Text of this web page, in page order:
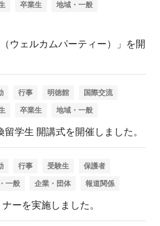
卒業生 地域・一般
ウェルカムパーティー）」を開
行事 明徳館 国際交流
卒業生 地域・一般
学生 開講式を開催しました。
行事 受験生 保護者
一般 企業・団体 報道関係
ーを実施しました。